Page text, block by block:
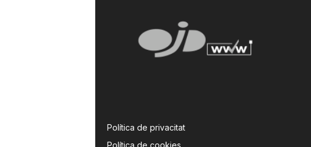
Política de privacitat
Política de cookies